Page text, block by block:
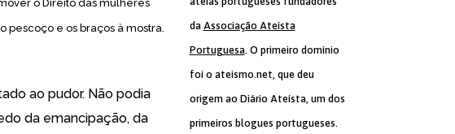
o Direito das mulheres
pescoço e os braços à mostra.
ao pudor. Não podia
da emancipação, da
da Associação Ateísta
Portuguesa. O primeiro domínio
foi o ateismo.net, que deu
origem ao Diário Ateísta, um dos
primeiros blogues portugueses.